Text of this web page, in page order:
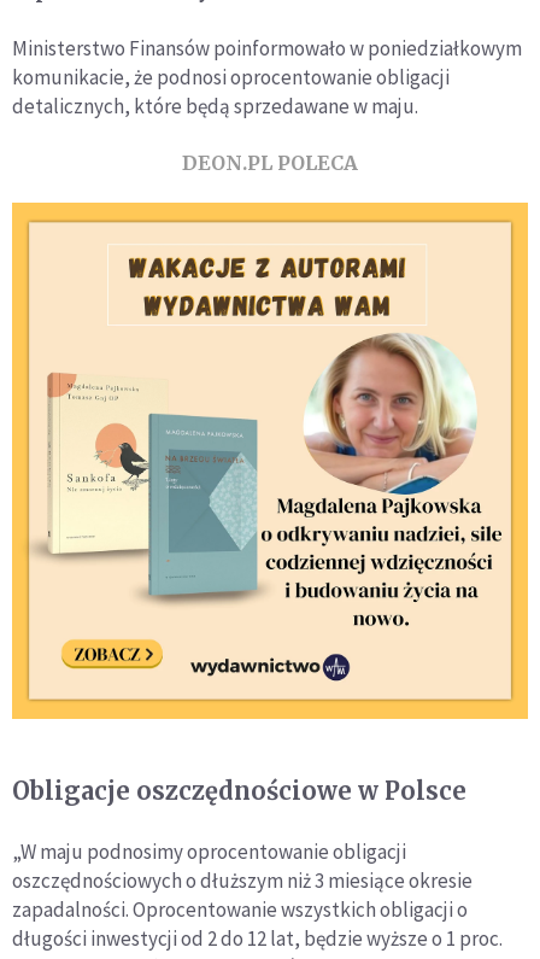
Ministerstwo Finansów poinformowało w poniedziałkowym
komunikacie, że podnosi oprocentowanie obligacji
detalicznych, które będą sprzedawane w maju.
DEON.PL POLECA
Obligacje oszczędnościowe w Polsce
„W maju podnosimy oprocentowanie obligacji
oszczędnościowych o dłuższym niż 3 miesiące okresie
zapadalności. Oprocentowanie wszystkich obligacji o
długości inwestycji od 2 do 12 lat, będzie wyższe o 1 proc.